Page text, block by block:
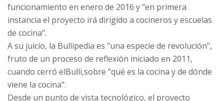
funcionamiento en enero de 2016 y "en primera
instancia el proyecto irá dirigido a cocineros y escuelas
de cocina".
A su juicio, la Bullipedia es "una especie de revolución",
fruto de un proceso de reflexión iniciado en 2011,
cuando cerró elBulli,sobre "qué es la cocina y de dónde
viene la cocina".
Desde un punto de vista tecnológico, el proyecto